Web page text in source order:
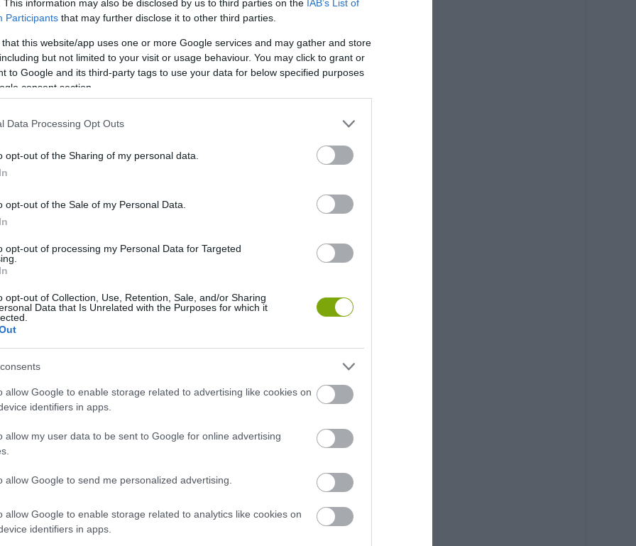
This information may also be disclosed by us to third parties on the IAB’s List of
Participants that may further disclose it to other third parties.
that this website/app uses one or more Google services and may gather and store
but not limited to your visit or usage behaviour. You may click to grant or
to Google and its third-party tags to use your data for below specified purposes
consent section.
Data Processing Opt Outs
opt-out of the Sharing of my personal data.
opt-out of the Sale of my Personal Data.
opt-out of processing my Personal Data for Targeted
opt-out of Collection, Use, Retention, Sale, and/or Sharing
Data that Is Unrelated with the Purposes for which it
allow Google to enable storage related to advertising like cookies on
identifiers in apps.
allow my user data to be sent to Google for online advertising
allow Google to send me personalized advertising.
allow Google to enable storage related to analytics like cookies on
identifiers in apps.
hogy más módszerhez folyamodik. 11 éves korában
a család tehenét a lovaglásra.
hogy a 7 éves szarvasmarha az ő legjobb barátja. Azt
megtanítani Lilac-ot nem volt egyszerű feladat.
találni a hatékony ösztönzési módszereket.
rajta a környéken. Mindössze egy kötőféket és egy kis
boci jó párszor ledobta már a hátáról, de ez sem szegi
megülni, de rendre kudarcot vallott. Nincs